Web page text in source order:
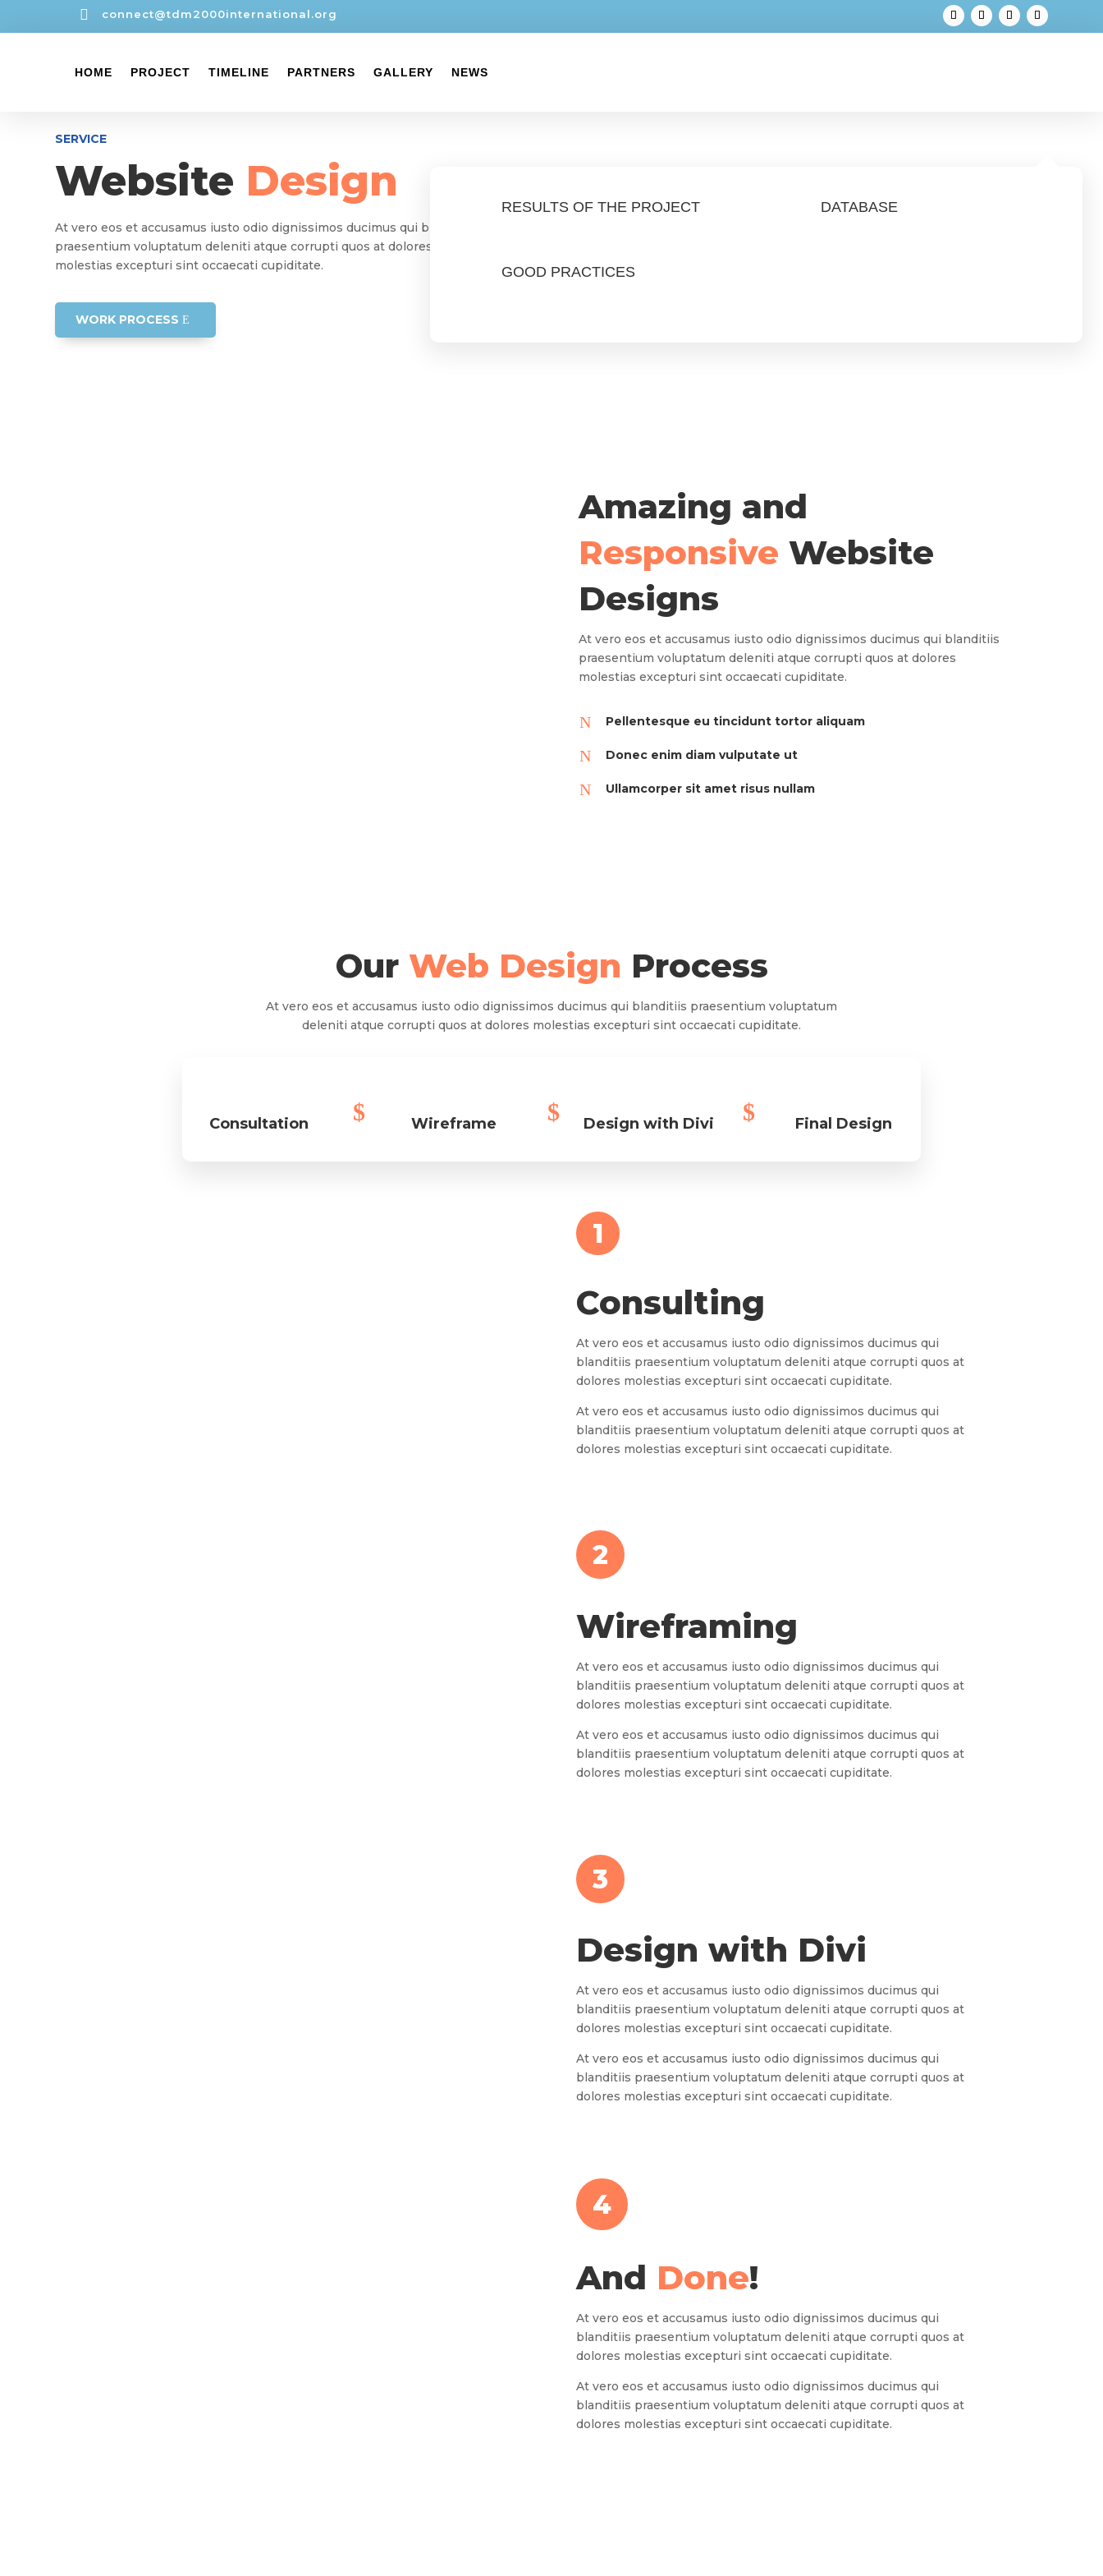
 connect@tdm2000international.org
HOME PROJECT TIMELINE PARTNERS GALLERY NEWS
RESULTS OF THE PROJECT
GOOD PRACTICES
DATABASE
SERVICE
Website Design
At vero eos et accusamus iusto odio dignissimos ducimus qui blanditiis
praesentium voluptatum deleniti atque corrupti quos at dolores
molestias excepturi sint occaecati cupiditate.
WORK PROCESS
Amazing and
Responsive Website
Designs
At vero eos et accusamus iusto odio dignissimos ducimus qui blanditiis
praesentium voluptatum deleniti atque corrupti quos at dolores
molestias excepturi sint occaecati cupiditate.
N Pellentesque eu tincidunt tortor aliquam
N Donec enim diam vulputate ut
N Ullamcorper sit amet risus nullam
Our Web Design Process
At vero eos et accusamus iusto odio dignissimos ducimus qui blanditiis praesentium voluptatum
deleniti atque corrupti quos at dolores molestias excepturi sint occaecati cupiditate.
Consultation Wireframe Design with Divi Final Design
1
Consulting
At vero eos et accusamus iusto odio dignissimos ducimus qui
blanditiis praesentium voluptatum deleniti atque corrupti quos at
dolores molestias excepturi sint occaecati cupiditate.
At vero eos et accusamus iusto odio dignissimos ducimus qui
blanditiis praesentium voluptatum deleniti atque corrupti quos at
dolores molestias excepturi sint occaecati cupiditate.
2
Wireframing
At vero eos et accusamus iusto odio dignissimos ducimus qui
blanditiis praesentium voluptatum deleniti atque corrupti quos at
dolores molestias excepturi sint occaecati cupiditate.
At vero eos et accusamus iusto odio dignissimos ducimus qui
blanditiis praesentium voluptatum deleniti atque corrupti quos at
dolores molestias excepturi sint occaecati cupiditate.
3
Design with Divi
At vero eos et accusamus iusto odio dignissimos ducimus qui
blanditiis praesentium voluptatum deleniti atque corrupti quos at
dolores molestias excepturi sint occaecati cupiditate.
At vero eos et accusamus iusto odio dignissimos ducimus qui
blanditiis praesentium voluptatum deleniti atque corrupti quos at
dolores molestias excepturi sint occaecati cupiditate.
4
And Done!
At vero eos et accusamus iusto odio dignissimos ducimus qui
blanditiis praesentium voluptatum deleniti atque corrupti quos at
dolores molestias excepturi sint occaecati cupiditate.
At vero eos et accusamus iusto odio dignissimos ducimus qui
blanditiis praesentium voluptatum deleniti atque corrupti quos at
dolores molestias excepturi sint occaecati cupiditate.